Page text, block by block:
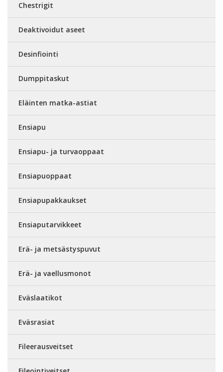
Chestrigit
Deaktivoidut aseet
Desinfiointi
Dumppitaskut
Eläinten matka-astiat
Ensiapu
Ensiapu- ja turvaoppaat
Ensiapuoppaat
Ensiapupakkaukset
Ensiaputarvikkeet
Erä- ja metsästyspuvut
Erä- ja vaellusmonot
Eväslaatikot
Eväsrasiat
Fileerausveitset